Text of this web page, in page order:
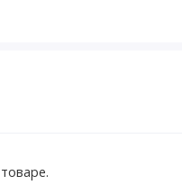
скажут вам,
мышечной массы. Carnivor